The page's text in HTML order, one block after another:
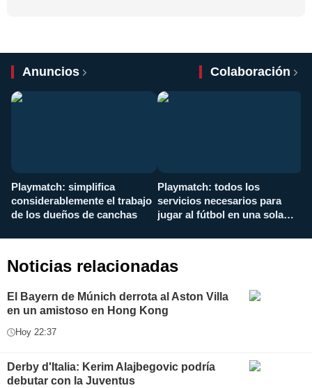
Anuncios Colaboración
Playmatch: simplifica
considerablemente el trabajo
de los dueños de canchas
Playmatch: todos los
servicios necesarios para
jugar al fútbol en una sola
Noticias relacionadas
El Bayern de Múnich derrota al Aston Villa
en un amistoso en Hong Kong
Hoy 22:37
Derby d'Italia: Kerim Alajbegovic podría
debutar con la Juventus